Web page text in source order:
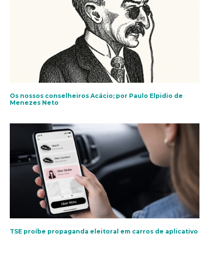
Os nossos conselheiros Acácio; por Paulo Elpidio de
Menezes Neto
TSE proíbe propaganda eleitoral em carros de aplicativo